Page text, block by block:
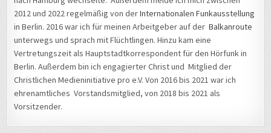
2012 und 2022 regelmäßig von derInternationalen Funkausstellung
in Berlin. 2016 war ich für meinen Arbeitgeber auf derBalkanroute
unterwegs und sprach mit Flüchtlingen. Hinzu kam eine
Vertretungszeit als Hauptstadtkorrespondent für den Hörfunk in
Berlin. Außerdem bin ich engagierter Christ und Mitglied der
Christlichen Medieninitiative pro e.V. Von 2016 bis 2021 war ich
ehrenamtliches Vorstandsmitglied, von 2018 bis 2021 als
Vorsitzender.